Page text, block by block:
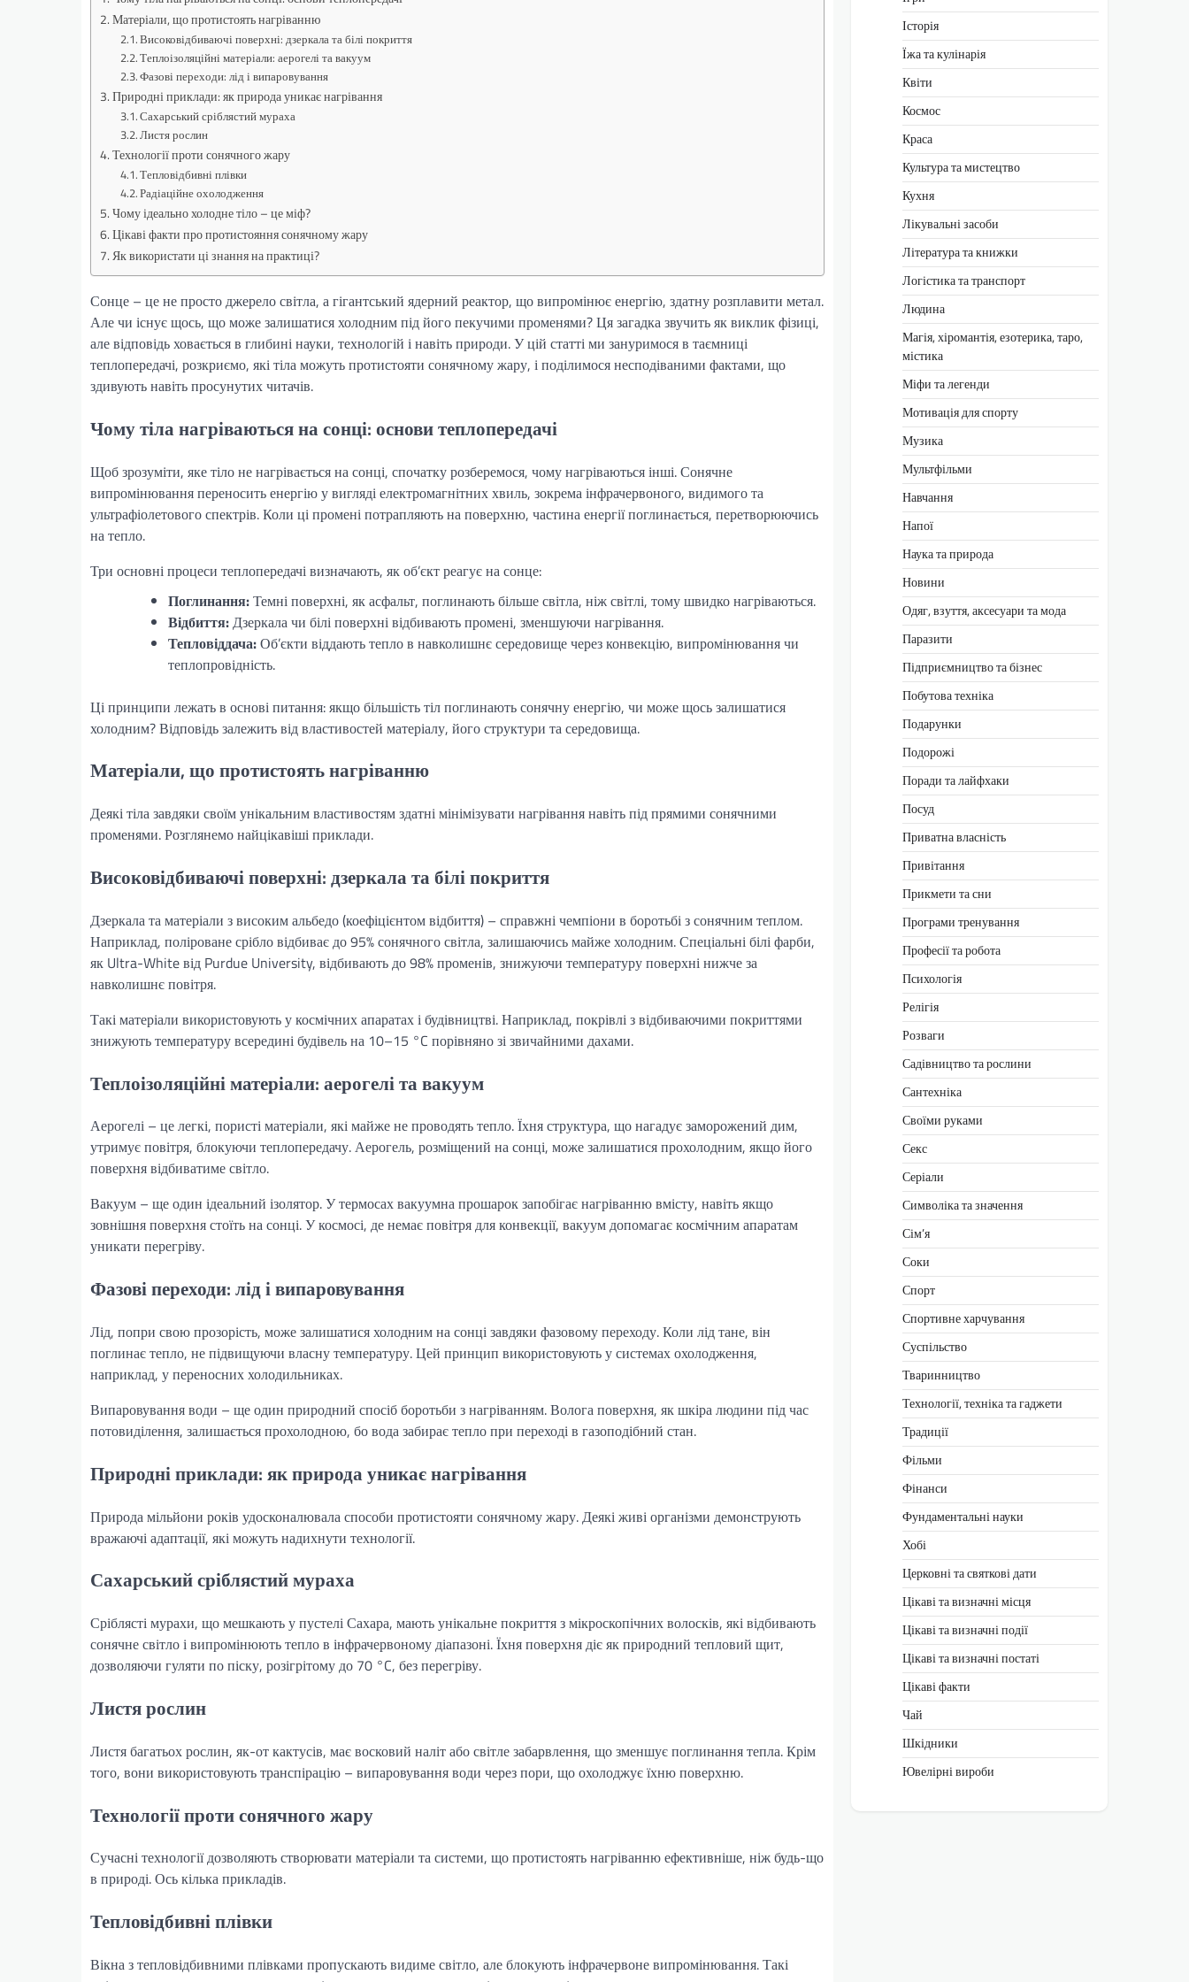
Матеріали, що протистоять нагріванню
Високовідбиваючі поверхні: дзеркала та білі покриття
Теплоізоляційні матеріали: аерогелі та вакуум
Фазові переходи: лід і випаровування
Природні приклади: як природа уникає нагрівання
Сахарський сріблястий мураха
Листя рослин
Технології проти сонячного жару
Тепловідбивні плівки
Радіаційне охолодження
Чому ідеально холодне тіло – це міф?
Цікаві факти про протистояння сонячному жару
Як використати ці знання на практиці?
Сонце – це не просто джерело світла, а гігантський ядерний реактор, що випромінює енергію, здатну розплавити метал.
Але чи існує щось, що може залишатися холодним під його пекучими променями? Ця загадка звучить як виклик фізиці,
але відповідь ховається в глибині науки, технологій і навіть природи. У цій статті ми зануримося в таємниці
теплопередачі, розкриємо, які тіла можуть протистояти сонячному жару, і поділимося несподіваними фактами, що
здивують навіть просунутих читачів.
Чому тіла нагріваються на сонці: основи теплопередачі
Щоб зрозуміти, яке тіло не нагрівається на сонці, спочатку розберемося, чому нагріваються інші. Сонячне
випромінювання переносить енергію у вигляді електромагнітних хвиль, зокрема інфрачервоного, видимого та
ультрафіолетового спектрів. Коли ці промені потрапляють на поверхню, частина енергії поглинається, перетворюючись
на тепло.
Три основні процеси теплопередачі визначають, як об’єкт реагує на сонце:
Поглинання:Темні поверхні, як асфальт, поглинають більше світла, ніж світлі, тому швидко нагріваються.
Відбиття:Дзеркала чи білі поверхні відбивають промені, зменшуючи нагрівання.
Тепловіддача:Об’єкти віддають тепло в навколишнє середовище через конвекцію, випромінювання чи
теплопровідність.
Ці принципи лежать в основі питання: якщо більшість тіл поглинають сонячну енергію, чи може щось залишатися
холодним? Відповідь залежить від властивостей матеріалу, його структури та середовища.
Матеріали, що протистоять нагріванню
Деякі тіла завдяки своїм унікальним властивостям здатні мінімізувати нагрівання навіть під прямими сонячними
променями. Розглянемо найцікавіші приклади.
Високовідбиваючі поверхні: дзеркала та білі покриття
Дзеркала та матеріали з високим альбедо (коефіцієнтом відбиття) – справжні чемпіони в боротьбі з сонячним теплом.
Наприклад, поліроване срібло відбиває до 95% сонячного світла, залишаючись майже холодним. Спеціальні білі фарби,
як Ultra-White від Purdue University, відбивають до 98% променів, знижуючи температуру поверхні нижче за
навколишнє повітря.
Такі матеріали використовують у космічних апаратах і будівництві. Наприклад, покрівлі з відбиваючими покриттями
знижують температуру всередині будівель на 10–15 °C порівняно зі звичайними дахами.
Теплоізоляційні матеріали: аерогелі та вакуум
Аерогелі – це легкі, пористі матеріали, які майже не проводять тепло. Їхня структура, що нагадує заморожений дим,
утримує повітря, блокуючи теплопередачу. Аерогель, розміщений на сонці, може залишатися прохолодним, якщо його
поверхня відбиватиме світло.
Вакуум – ще один ідеальний ізолятор. У термосах вакуумна прошарок запобігає нагріванню вмісту, навіть якщо
зовнішня поверхня стоїть на сонці. У космосі, де немає повітря для конвекції, вакуум допомагає космічним апаратам
уникати перегріву.
Фазові переходи: лід і випаровування
Лід, попри свою прозорість, може залишатися холодним на сонці завдяки фазовому переходу. Коли лід тане, він
поглинає тепло, не підвищуючи власну температуру. Цей принцип використовують у системах охолодження,
наприклад, у переносних холодильниках.
Випаровування води – ще один природний спосіб боротьби з нагріванням. Волога поверхня, як шкіра людини під час
потовиділення, залишається прохолодною, бо вода забирає тепло при переході в газоподібний стан.
Природні приклади: як природа уникає нагрівання
Природа мільйони років удосконалювала способи протистояти сонячному жару. Деякі живі організми демонструють
вражаючі адаптації, які можуть надихнути технології.
Сахарський сріблястий мураха
Сріблясті мурахи, що мешкають у пустелі Сахара, мають унікальне покриття з мікроскопічних волосків, які відбивають
сонячне світло і випромінюють тепло в інфрачервоному діапазоні. Їхня поверхня діє як природний тепловий щит,
дозволяючи гуляти по піску, розігрітому до 70 °C, без перегріву.
Листя рослин
Листя багатьох рослин, як-от кактусів, має восковий наліт або світле забарвлення, що зменшує поглинання тепла. Крім
того, вони використовують транспірацію – випаровування води через пори, що охолоджує їхню поверхню.
Технології проти сонячного жару
Сучасні технології дозволяють створювати матеріали та системи, що протистоять нагріванню ефективніше, ніж будь-що
в природі. Ось кілька прикладів.
Тепловідбивні плівки
Вікна з тепловідбивними плівками пропускають видиме світло, але блокують інфрачервоне випромінювання. Такі
Історія
Їжа та кулінарія
Квіти
Космос
Краса
Культура та мистецтво
Кухня
Лікувальні засоби
Література та книжки
Логістика та транспорт
Людина
Магія, хіромантія, езотерика, таро,
містика
Міфи та легенди
Мотивація для спорту
Музика
Мультфільми
Навчання
Напої
Наука та природа
Новини
Одяг, взуття, аксесуари та мода
Паразити
Підприємництво та бізнес
Побутова техніка
Подарунки
Подорожі
Поради та лайфхаки
Посуд
Приватна власність
Привітання
Прикмети та сни
Програми тренування
Професії та робота
Психологія
Релігія
Розваги
Садівництво та рослини
Сантехніка
Своїми руками
Секс
Серіали
Символіка та значення
Сім’я
Соки
Спорт
Спортивне харчування
Суспільство
Тваринництво
Технології, техніка та гаджети
Традиції
Фільми
Фінанси
Фундаментальні науки
Хобі
Церковні та святкові дати
Цікаві та визначні місця
Цікаві та визначні події
Цікаві та визначні постаті
Цікаві факти
Чай
Шкідники
Ювелірні вироби